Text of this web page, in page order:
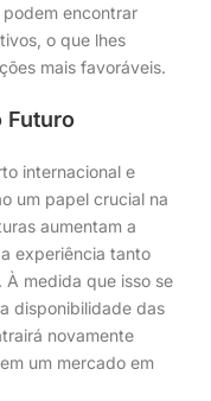
encontrar
o que lhes
mais favoráveis.
Futuro
internacional e
um papel crucial na
aumentam a
experiência tanto
medida que isso se
disponibilidade das
novamente
um mercado em